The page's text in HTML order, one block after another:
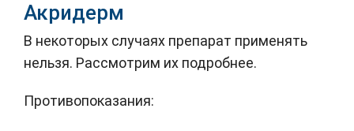
Акридерм
В некоторых случаях препарат применять
нельзя. Рассмотрим их подробнее.
Противопоказания: